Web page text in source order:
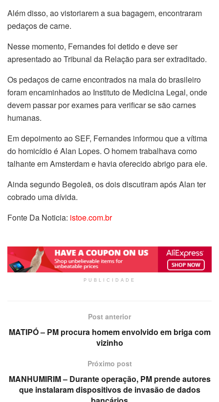
Além disso, ao vistoriarem a sua bagagem, encontraram
pedaços de carne.
Nesse momento, Fernandes foi detido e deve ser
apresentado ao Tribunal da Relação para ser extraditado.
Os pedaços de carne encontrados na mala do brasileiro
foram encaminhados ao Instituto de Medicina Legal, onde
devem passar por exames para verificar se são carnes
humanas.
Em depoimento ao SEF, Fernandes informou que a vítima
do homicídio é Alan Lopes. O homem trabalhava como
talhante em Amsterdam e havia oferecido abrigo para ele.
Ainda segundo Begoleã, os dois discutiram após Alan ter
cobrado uma dívida.
Fonte Da Noticia: istoe.com.br
PUBLICIDADE
Post anterior
MATIPÓ – PM procura homem envolvido em briga com
vizinho
Próximo post
MANHUMIRIM – Durante operação, PM prende autores
que instalaram dispositivos de invasão de dados